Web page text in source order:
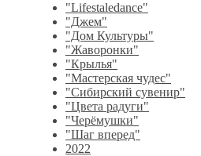
"Lifestaledance"
"Джем"
"Дом Культуры"
"Жаворонки"
"Крылья"
"Мастерская чудес"
"Сибирский сувенир"
"Цвета радуги"
"Черёмушки"
"Шаг вперед"
2022